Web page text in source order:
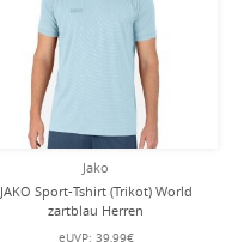
Jako
JAKO Sport-Tshirt (Trikot) World
zartblau Herren
eUVP: 39,99€